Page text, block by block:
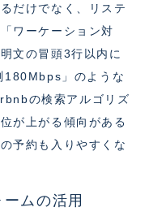
だけでなく、リステ
ワーケーション対
文の冒頭3行以内に
180Mbps」のような
の検索アルゴリズ
が上がる傾向がある
予約も入りやすくな
ムの活用